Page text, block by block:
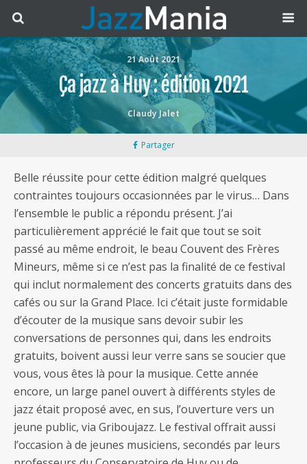
21 Août 2021
Ça jazz à Huy : édition 2021
Claudy Jalet
Partager
Belle réussite pour cette édition malgré quelques
contraintes toujours occasionnées par le virus… Dans
l’ensemble le public a répondu présent. J’ai
particulièrement apprécié le fait que tout se soit
passé au même endroit, le beau Couvent des Frères
Mineurs, même si ce n’est pas la finalité de ce festival
qui inclut normalement des concerts gratuits dans des
cafés ou sur la Grand Place. Ici c’était juste formidable
d’écouter de la musique sans devoir subir les
conversations de personnes qui, dans les endroits
gratuits, boivent aussi leur verre sans se soucier que
vous, vous êtes là pour la musique. Cette année
encore, un large panel ouvert à différents styles de
jazz était proposé avec, en sus, l’ouverture vers un
jeune public, via Griboujazz. Le festival offrait aussi
l’occasion à de jeunes musiciens, secondés par leurs